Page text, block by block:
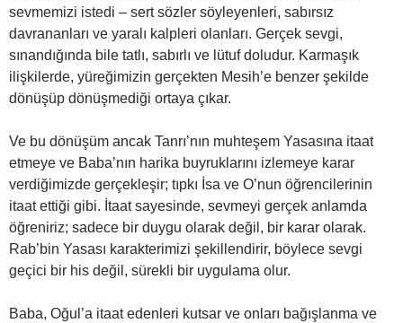
sevmemizi istedi – sert sözler söyleyenleri, sabırsız
davrananları ve yaralı kalpleri olanları. Gerçek sevgi,
sınandığında bile tatlı, sabırlı ve lütuf doludur. Karmaşık
ilişkilerde, yüreğimizin gerçekten Mesih’e benzer şekilde
dönüşüp dönüşmediği ortaya çıkar.
Ve bu dönüşüm ancak Tanrı’nın muhteşem Yasasına itaat
etmeye ve Baba’nın harika buyruklarını izlemeye karar
verdiğimizde gerçekleşir; tıpkı İsa ve O’nun öğrencilerinin
itaat ettiği gibi. İtaat sayesinde, sevmeyi gerçek anlamda
öğreniriz; sadece bir duygu olarak değil, bir karar olarak.
Rab’bin Yasası karakterimizi şekillendirir, böylece sevgi
geçici bir his değil, sürekli bir uygulama olur.
Baba, Oğul’a itaat edenleri kutsar ve onları bağışlanma ve